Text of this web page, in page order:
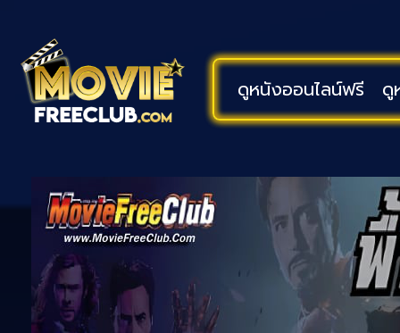
ดูหนังออนไลน์ฟรี ดู